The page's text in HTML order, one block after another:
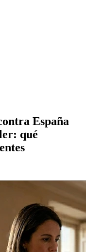
España
qué